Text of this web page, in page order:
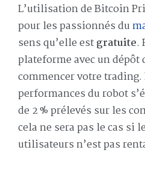
L’utilisation de Bitcoin
pour les passionnés du
sens qu’elle estgratuite.
plateforme avec un dépôt
commencer votre trading.
performances du robot
de 2 % prélevés sur les
cela ne sera pas le cas si
utilisateurs n’est pas